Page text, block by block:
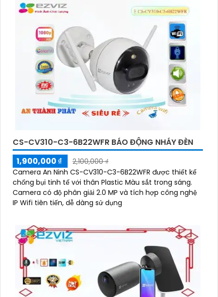
CS-CV310-C3-6B22WFR BÁO ĐỘNG NHÁY ĐÈN
1,900,000 ₫
2,100,000 ₫
Camera An Ninh CS-CV310-C3-6B22WFR được thiết kế
chống bụi tinh tế với thân Plastic Màu sắt trong sáng.
Camera có độ phân giải 2.0 MP và tích hợp công nghệ
IP Wifi tiên tiến, dễ dàng sử dụng